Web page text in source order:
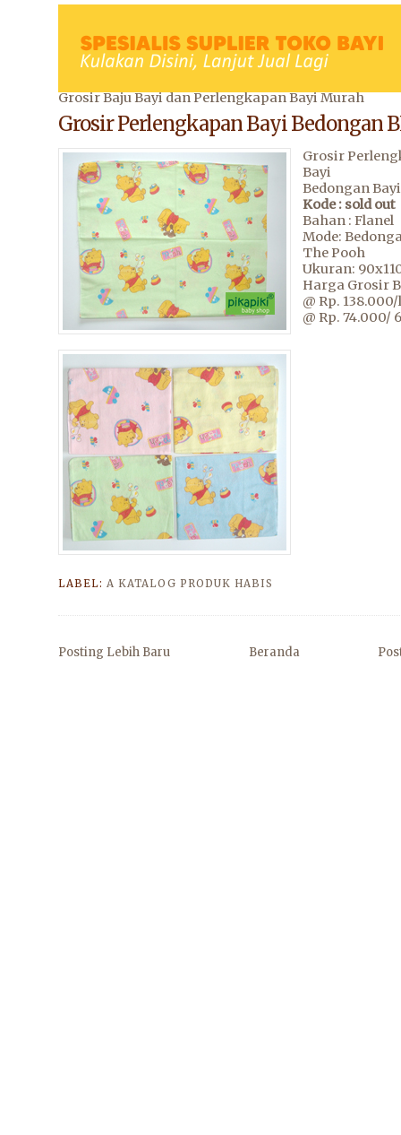
Grosir Baju Bayi dan Perlengkapan Bayi Murah
Grosir Perlengkapan Bayi Bedongan
Grosir
Bayi
Bedongan
Kode : sold out
Bahan : Flanel
Mode:
The Pooh
Ukuran:
Harga Grosir
@ Rp.
@ Rp. 74.000/
LABEL:A KATALOG PRODUK HABIS
Posting Lebih Baru Beranda